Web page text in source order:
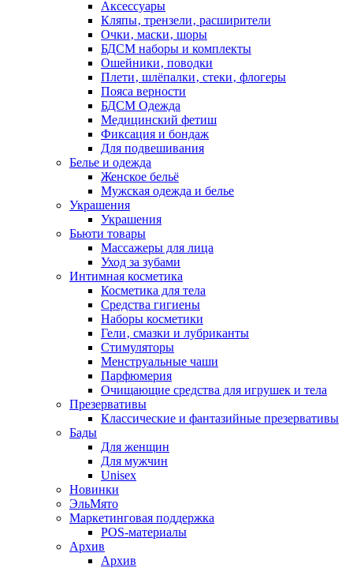
Аксессуары
Кляпы‚ трензели‚ расширители
Очки‚ маски‚ шоры
БДСМ наборы и комплекты
Ошейники‚ поводки
Плети‚ шлёпалки‚ стеки‚ флогеры
Пояса верности
БДСМ Одежда
Медицинский фетиш
Фиксация и бондаж
Для подвешивания
Белье и одежда
Женское бельё
Мужская одежда и белье
Украшения
Украшения
Бьюти товары
Массажеры для лица
Уход за зубами
Интимная косметика
Косметика для тела
Средства гигиены
Наборы косметики
Гели‚ смазки и лубриканты
Стимуляторы
Менструальные чаши
Парфюмерия
Очищающие средства для игрушек и тела
Презервативы
Классические и фантазийные презервативы
Бады
Для женщин
Для мужчин
Unisex
Новинки
ЭльМято
Маркетинговая поддержка
POS-материалы
Архив
Архив